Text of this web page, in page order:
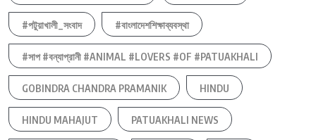
#পটুয়াখালী_সংবাদ #বাংলাদেশশিক্ষাব্যবস্থা
#সাপ #বন্যাপ্রানী #ANIMAL #LOVERS #OF #PATUAKHALI
GOBINDRA CHANDRA PRAMANIK HINDU
HINDU MAHAJUT PATUAKHALI NEWS